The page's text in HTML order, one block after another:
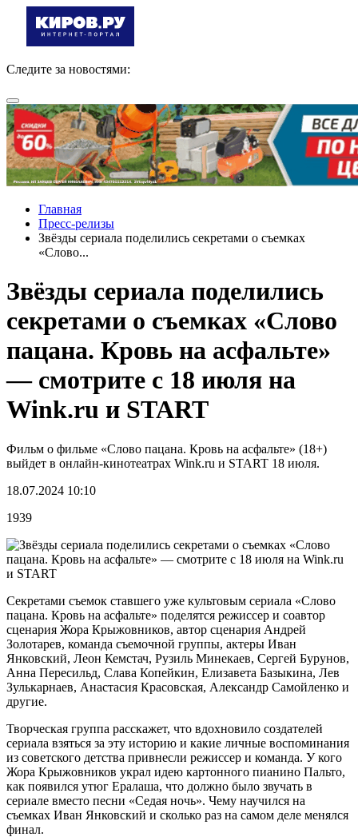
Следите за новостями:
Главная
Пресс-релизы
Звёзды сериала поделились секретами о съемках
«Слово...
Звёзды сериала поделились
секретами о съемках «Слово
пацана. Кровь на асфальте»
— смотрите с 18 июля на
Wink.ru и START
Фильм о фильме «Слово пацана. Кровь на асфальте» (18+)
выйдет в онлайн-кинотеатрах Wink.ru и START 18 июля.
18.07.2024 10:10
1939
Секретами съемок ставшего уже культовым сериала «Слово
пацана. Кровь на асфальте» поделятся режиссер и соавтор
сценария Жора Крыжовников, автор сценария Андрей
Золотарев, команда съемочной группы, актеры Иван
Янковский, Леон Кемстач, Рузиль Минекаев, Сергей Бурунов,
Анна Пересильд, Слава Копейкин, Елизавета Базыкина, Лев
Зулькарнаев, Анастасия Красовская, Александр Самойленко и
другие.
Творческая группа расскажет, что вдохновило создателей
сериала взяться за эту историю и какие личные воспоминания
из советского детства привнесли режиссер и команда. У кого
Жора Крыжовников украл идею картонного пианино Пальто,
как появился утюг Ералаша, что должно было звучать в
сериале вместо песни «Седая ночь». Чему научился на
съемках Иван Янковский и сколько раз на самом деле менялся
финал.